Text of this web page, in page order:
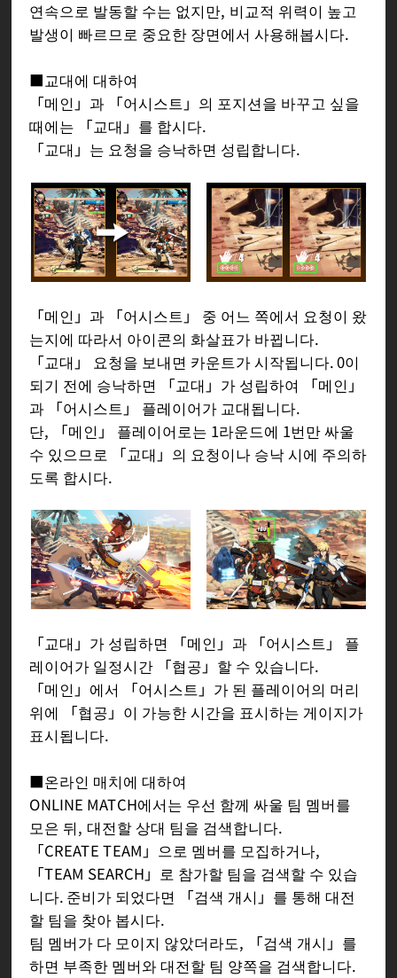
연속으로 발동할 수는 없지만, 비교적 위력이 높고
발생이 빠르므로 중요한 장면에서 사용해봅시다.
■교대에 대하여
「메인」과 「어시스트」의 포지션을 바꾸고 싶을
때에는 「교대」를 합시다.
「교대」는 요청을 승낙하면 성립합니다.
「메인」과 「어시스트」 중 어느 쪽에서 요청이 왔
는지에 따라서 아이콘의 화살표가 바뀝니다.
「교대」 요청을 보내면 카운트가 시작됩니다. 0이
되기 전에 승낙하면 「교대」가 성립하여 「메인」
과 「어시스트」 플레이어가 교대됩니다.
단, 「메인」 플레이어로는 1라운드에 1번만 싸울
수 있으므로 「교대」의 요청이나 승낙 시에 주의하
도록 합시다.
「교대」가 성립하면 「메인」과 「어시스트」 플
레이어가 일정시간 「협공」할 수 있습니다.
「메인」에서 「어시스트」가 된 플레이어의 머리
위에 「협공」이 가능한 시간을 표시하는 게이지가
표시됩니다.
■온라인 매치에 대하여
ONLINE MATCH에서는 우선 함께 싸울 팀 멤버를
모은 뒤, 대전할 상대 팀을 검색합니다.
「CREATE TEAM」으로 멤버를 모집하거나,
「TEAM SEARCH」로 참가할 팀을 검색할 수 있습
니다. 준비가 되었다면 「검색 개시」를 통해 대전
할 팀을 찾아 봅시다.
팀 멤버가 다 모이지 않았더라도, 「검색 개시」를
하면 부족한 멤버와 대전할 팀 양쪽을 검색합니다.